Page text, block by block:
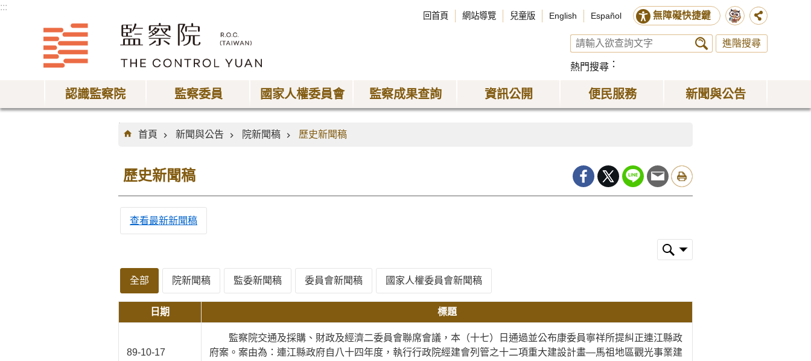
:::
回首頁 網站導覽 兒童版 English Español 無障礙快捷鍵
進階搜尋
熱門搜尋
認識監察院 監察委員 國家人權委員會 監察成果查詢 資訊公開 便民服務 新聞與公告
:::
首頁
新聞與公告 院新聞稿 歷史新聞稿
歷史新聞稿
查看最新新聞稿
全部 院新聞稿 監委新聞稿 委員會新聞稿 國家人權委員會新聞稿
日期 標題
89-10-17
監察院交通及採購、財政及經濟二委員會聯席會議，本（十七）日通過並公布康委員寧祥所提糾正連江縣政
府案。案由為：連江縣政府自八十四年度，執行行政院經建會列管之十二項重大建設計畫—馬祖地區觀光事業建